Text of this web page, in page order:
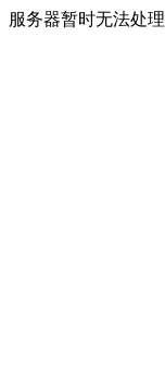
服务器暂时无法处